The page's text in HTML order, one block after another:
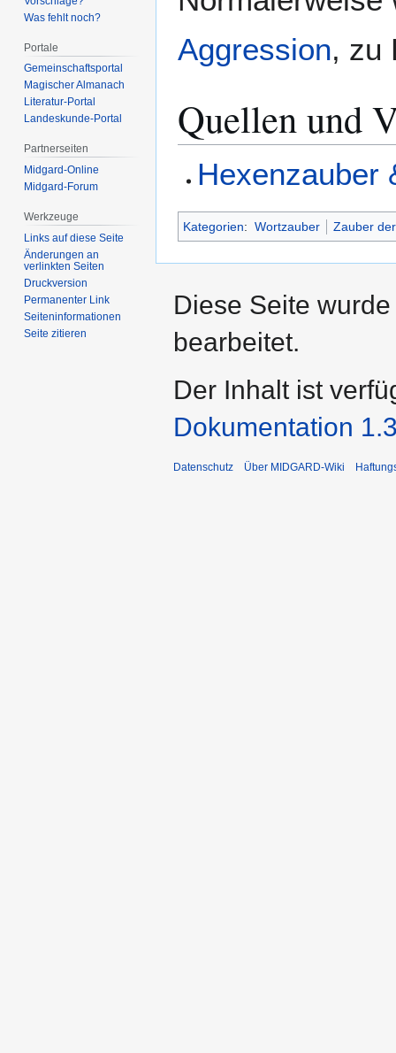
Aggression, zu
Quellen und
Hexenzauber
Kategorien: Wortzauber Zauber
Was fehlt noch?
Portale
Gemeinschafts­portal
Magischer Almanach
Literatur-Portal
Landeskunde-Portal
Partnerseiten
Midgard-Online
Midgard-Forum
Werkzeuge
Links auf diese Seite
Änderungen an
verlinkten Seiten
Druckversion
Permanenter Link
Seiten­­informationen
Seite zitieren
Diese Seite
bearbeitet.
Der Inhalt ist
Dokumentation
Datenschutz Über MIDGARD-Wiki